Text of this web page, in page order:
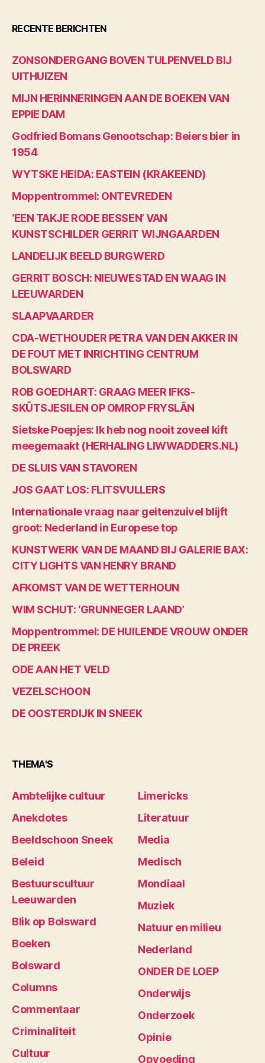
RECENTE BERICHTEN
ZONSONDERGANG BOVEN TULPENVELD BIJ
UITHUIZEN
MIJN HERINNERINGEN AAN DE BOEKEN VAN
EPPIE DAM
Godfried Bomans Genootschap: Beiers bier in
1954
WYTSKE HEIDA: EASTEIN (KRAKEEND)
Moppentrommel: ONTEVREDEN
‘EEN TAKJE RODE BESSEN’ VAN
KUNSTSCHILDER GERRIT WIJNGAARDEN
LANDELIJK BEELD BURGWERD
GERRIT BOSCH: NIEUWESTAD EN WAAG IN
LEEUWARDEN
SLAAPVAARDER
CDA-WETHOUDER PETRA VAN DEN AKKER IN
DE FOUT MET INRICHTING CENTRUM
BOLSWARD
ROB GOEDHART: GRAAG MEER IFKS-
SKÛTSJESILEN OP OMROP FRYSLÂN
Sietske Poepjes: Ik heb nog nooit zoveel kift
meegemaakt (HERHALING LIWWADDERS.NL)
DE SLUIS VAN STAVOREN
JOS GAAT LOS: FLITSVULLERS
Internationale vraag naar geitenzuivel blijft
groot: Nederland in Europese top
KUNSTWERK VAN DE MAAND BIJ GALERIE BAX:
CITY LIGHTS VAN HENRY BRAND
AFKOMST VAN DE WETTERHOUN
WIM SCHUT: ‘GRUNNEGER LAAND’
Moppentrommel: DE HUILENDE VROUW ONDER
DE PREEK
ODE AAN HET VELD
VEZELSCHOON
DE OOSTERDIJK IN SNEEK
THEMA'S
Ambtelijke cultuur
Anekdotes
Beeldschoon Sneek
Beleid
Bestuurscultuur
Leeuwarden
Blik op Bolsward
Boeken
Bolsward
Columns
Commentaar
Criminaliteit
Cultuur
Limericks
Literatuur
Media
Medisch
Mondiaal
Muziek
Natuur en milieu
Nederland
ONDER DE LOEP
Onderwijs
Onderzoek
Opinie
Opvoeding